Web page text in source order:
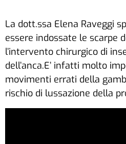
La dott.ssa Elena Raveggi
essere indossate le scarpe
l’intervento chirurgico di
dell’anca.E’ infatti molto
movimenti errati della
rischio di lussazione della